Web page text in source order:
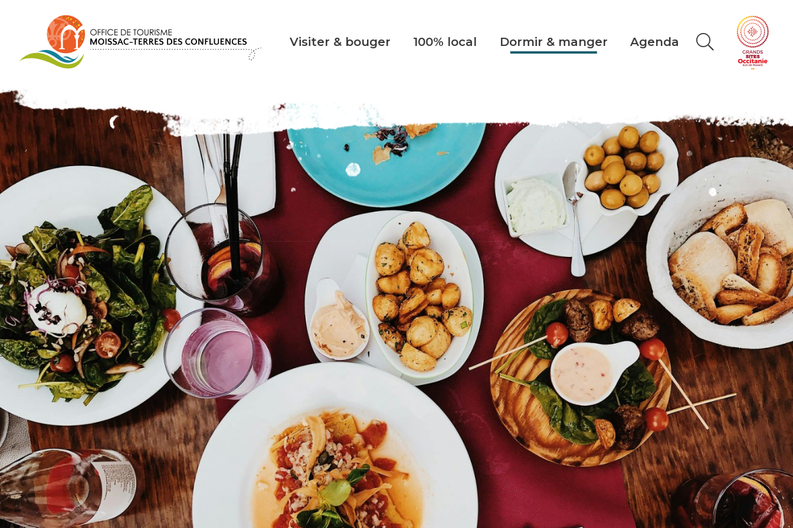
Visiter & bouger 100% local Dormir & manger Agenda